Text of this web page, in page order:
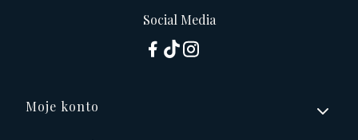
Social Media
Linki w stopce
Moje konto